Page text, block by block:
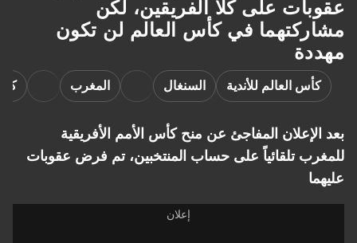
عقوبات على كلا الفريقين، لكن
مشاركتهما في كأس العالم لن تكون
مهددة
كأس العالم للأندية السنغال المغرب
بعد الإعلان المفاجئ عن منح كأس الأمم الأفريقية
للمغرب تلقائياً على حساب المنتخبين، تم فرض عقوبات
عليهما